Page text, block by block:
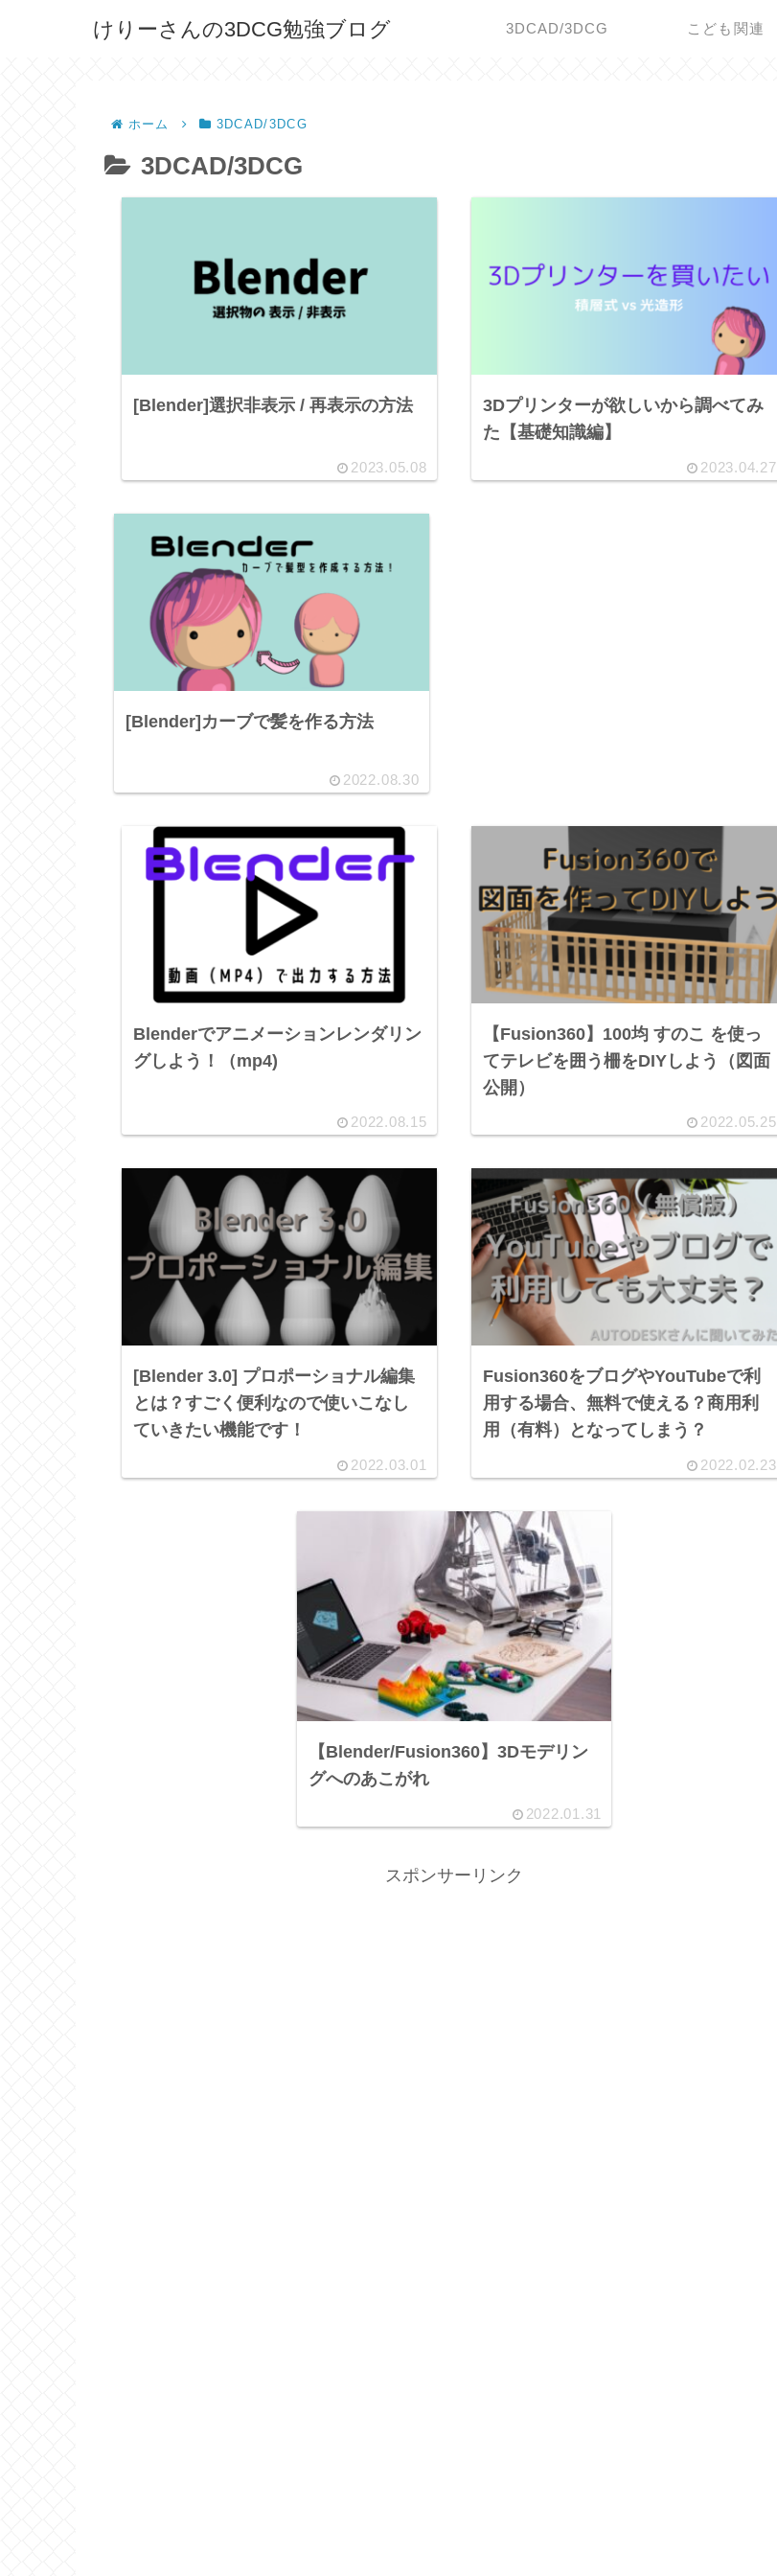
けりーさんの3DCG勉強ブログ 3DCAD/3DCG こども関連
ホーム 3DCAD/3DCG
3DCAD/3DCG
[Blender]選択非表示 / 再表示の方法
2023.05.08
3Dプリンターが欲しいから調べてみ
た【基礎知識編】
2023.04.27
[Blender]カーブで髪を作る方法
2022.08.30
Blenderでアニメーションレンダリン
グしよう！（mp4)
2022.08.15
【Fusion360】100均 すのこ を使っ
てテレビを囲う柵をDIYしよう（図面
公開）
2022.05.25
[Blender 3.0] プロポーショナル編集
とは？すごく便利なので使いこなし
ていきたい機能です！
2022.03.01
Fusion360をブログやYouTubeで利
用する場合、無料で使える？商用利
用（有料）となってしまう？
2022.02.23
【Blender/Fusion360】3Dモデリン
グへのあこがれ
2022.01.31
スポンサーリンク